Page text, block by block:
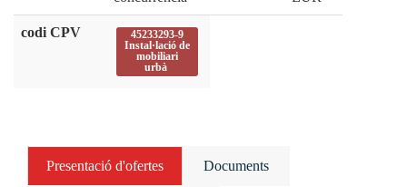
codi CPV
45233293-9
Instal·lació de
mobiliari
urbà
Presentació d'ofertes Documents